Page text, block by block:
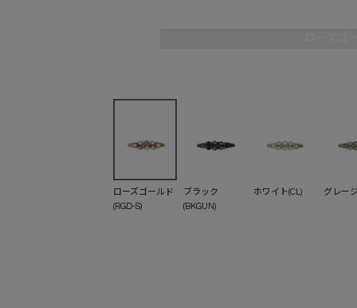
ローズゴールド
(RGD-S)
ブラック
(BKGUN)
ホワイト(CL) グレー